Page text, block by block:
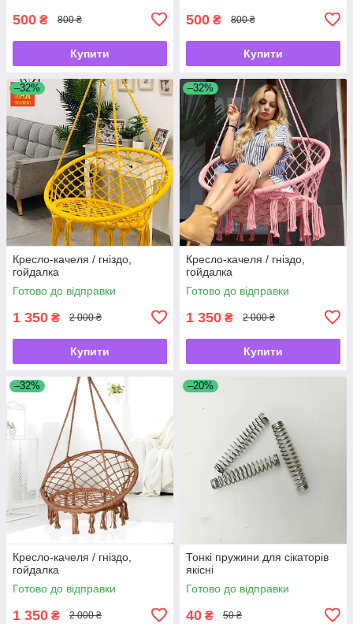
500 ₴ 800 ₴
Купити
500 ₴ 800 ₴
Купити
–32%
Кресло-качеля / гніздо,
гойдалка
Готово до відправки
1 350 ₴ 2 000 ₴
Купити
–32%
Кресло-качеля / гніздо,
гойдалка
Готово до відправки
1 350 ₴ 2 000 ₴
Купити
–32%
Кресло-качеля / гніздо,
гойдалка
Готово до відправки
1 350 ₴ 2 000 ₴
–20%
Тонкі пружини для сікаторів
якісні
Готово до відправки
40 ₴ 50 ₴